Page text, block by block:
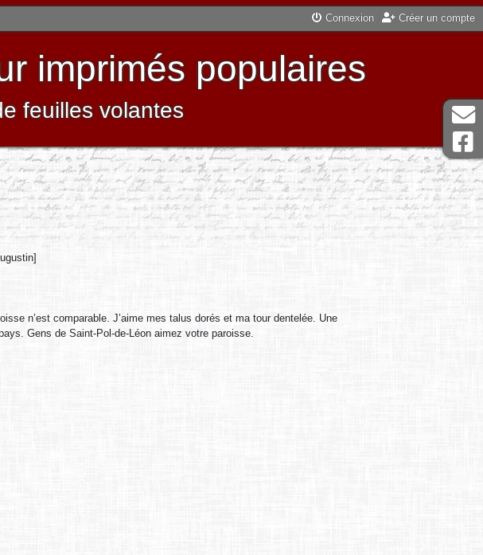
Connexion Créer un compte
imprimés populaires
feuilles volantes
n’est comparable. J’aime mes talus dorés et ma tour dentelée. Une
Gens de Saint-Pol-de-Léon aimez votre paroisse.